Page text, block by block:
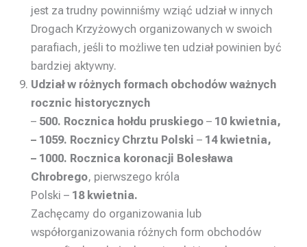
jest za trudny powinniśmy wziąć udział w innych
Drogach Krzyżowych organizowanych w swoich
parafiach, jeśli to możliwe ten udział powinien być
bardziej aktywny.
Udział w różnych formach obchodów ważnych
rocznic historycznych
– 500. Rocznica hołdu pruskiego – 10 kwietnia,
– 1059. Rocznicy Chrztu Polski – 14 kwietnia,
– 1000. Rocznica koronacji Bolesława
Chrobrego, pierwszego króla
Polski – 18 kwietnia.
Zachęcamy do organizowania lub
współorganizowania różnych form obchodów